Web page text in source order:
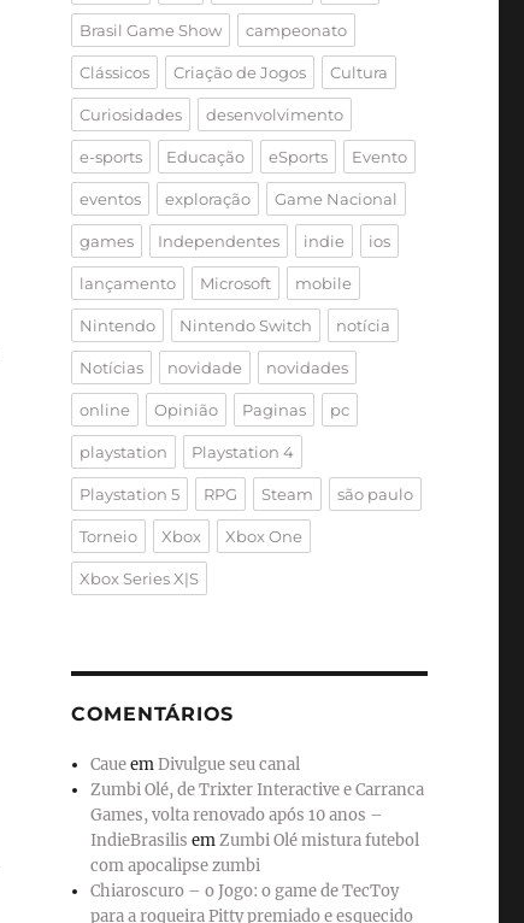
Brasil Game Show campeonato
Clássicos Criação de Jogos Cultura
Curiosidades desenvolvimento
e-sports Educação eSports Evento
eventos exploração Game Nacional
games Independentes indie ios
lançamento Microsoft mobile
Nintendo Nintendo Switch notícia
Notícias novidade novidades
online Opinião Paginas pc
playstation Playstation 4
Playstation 5 RPG Steam são paulo
Torneio Xbox Xbox One
Xbox Series X|S
COMENTÁRIOS
CaueemDivulgue seu canal
Zumbi Olé, de Trixter Interactive e Carranca
Games, volta renovado após 10 anos –
IndieBrasilis emZumbi Olé mistura futebol
com apocalipse zumbi
Chiaroscuro – o Jogo: o game de TecToy
para a roqueira Pitty premiado e esquecido